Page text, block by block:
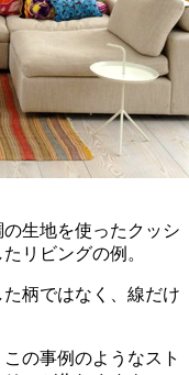
生地を使ったクッシ
リビングの例。
柄ではなく、線だけ
の事例のようなスト